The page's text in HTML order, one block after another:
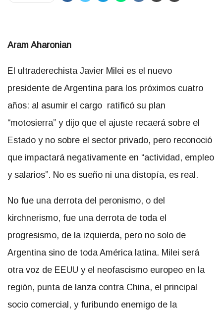
Aram Aharonian
El ultraderechista Javier Milei es el nuevo
presidente de Argentina para los próximos cuatro
años: al asumir el cargo ratificó su plan
“motosierra” y dijo que el ajuste recaerá sobre el
Estado y no sobre el sector privado, pero reconoció
que impactará negativamente en “actividad, empleo
y salarios”. No es sueño ni una distopía, es real.
No fue una derrota del peronismo, o del
kirchnerismo, fue una derrota de toda el
progresismo, de la izquierda, pero no solo de
Argentina sino de toda América latina. Milei será
otra voz de EEUU y el neofascismo europeo en la
región, punta de lanza contra China, el principal
socio comercial, y furibundo enemigo de la